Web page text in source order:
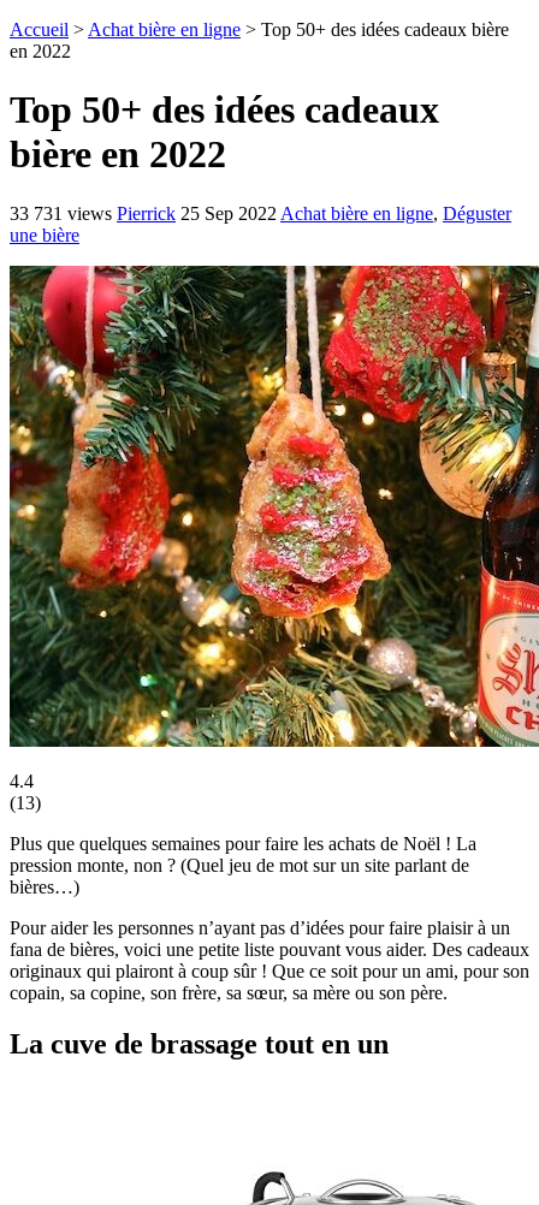
Accueil > Achat bière en ligne > Top 50+ des idées cadeaux bière
en 2022
Top 50+ des idées cadeaux
bière en 2022
33 731 views Pierrick 25 Sep 2022 Achat bière en ligne, Déguster
une bière
4.4
(13)
Plus que quelques semaines pour faire les achats de Noël ! La
pression monte, non ? (Quel jeu de mot sur un site parlant de
bières…)
Pour aider les personnes n’ayant pas d’idées pour faire plaisir à un
fana de bières, voici une petite liste pouvant vous aider. Des cadeaux
originaux qui plairont à coup sûr ! Que ce soit pour un ami, pour son
copain, sa copine, son frère, sa sœur, sa mère ou son père.
La cuve de brassage tout en un